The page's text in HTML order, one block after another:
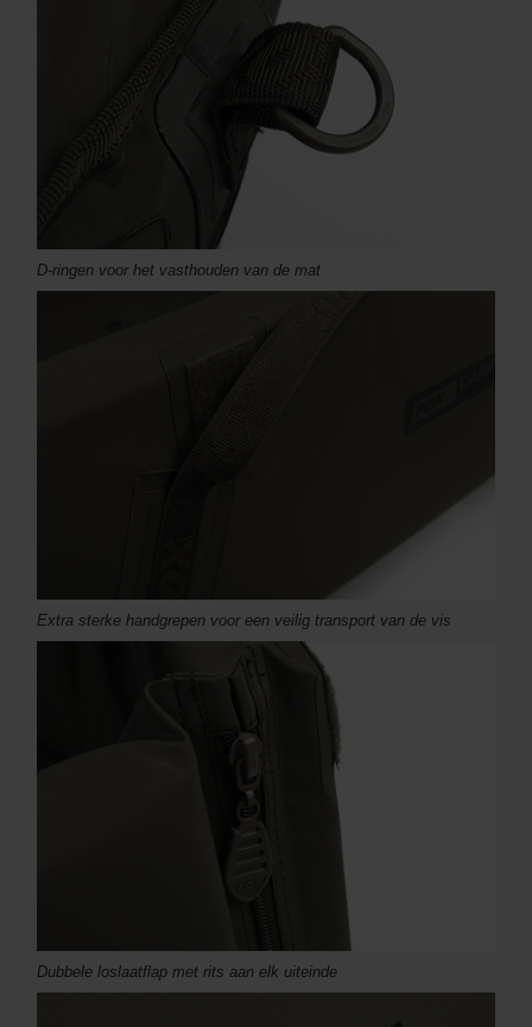
D-ringen voor het vasthouden van de mat
Extra sterke handgrepen voor een veilig transport van de vis
Dubbele loslaatflap met rits aan elk uiteinde